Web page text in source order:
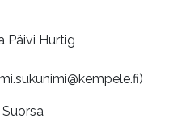
Päivi Hurtig